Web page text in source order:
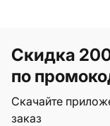
Скидка
по
Скачайте
заказ